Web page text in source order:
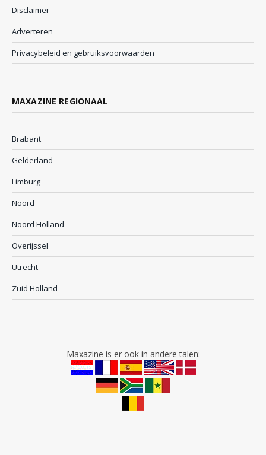
Disclaimer
Adverteren
Privacybeleid en gebruiksvoorwaarden
MAXAZINE REGIONAAL
Brabant
Gelderland
Limburg
Noord
Noord Holland
Overijssel
Utrecht
Zuid Holland
Maxazine is er ook in andere talen: